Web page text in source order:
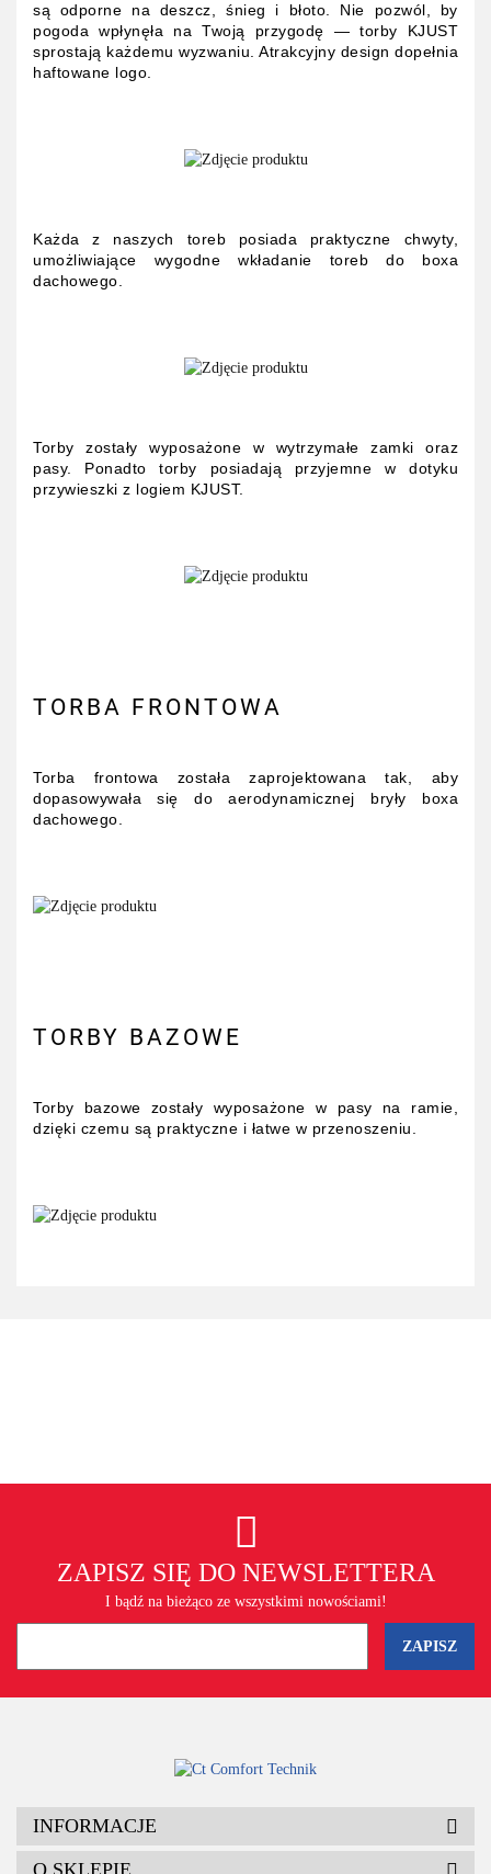
są odporne na deszcz, śnieg i błoto. Nie pozwól, by
pogoda wpłynęła na Twoją przygodę — torby KJUST
sprostają każdemu wyzwaniu. Atrakcyjny design dopełnia
haftowane logo.
Każda z naszych toreb posiada praktyczne chwyty,
umożliwiające wygodne wkładanie toreb do boxa
dachowego.
Torby zostały wyposażone w wytrzymałe zamki oraz
pasy. Ponadto torby posiadają przyjemne w dotyku
przywieszki z logiem KJUST.
TORBA FRONTOWA
Torba frontowa została zaprojektowana tak, aby
dopasowywała się do aerodynamicznej bryły boxa
dachowego.
TORBY BAZOWE
Torby bazowe zostały wyposażone w pasy na ramie,
dzięki czemu są praktyczne i łatwe w przenoszeniu.
ZAPISZ SIĘ DO NEWSLETTERA
I bądź na bieżąco ze wszystkimi nowościami!
INFORMACJE